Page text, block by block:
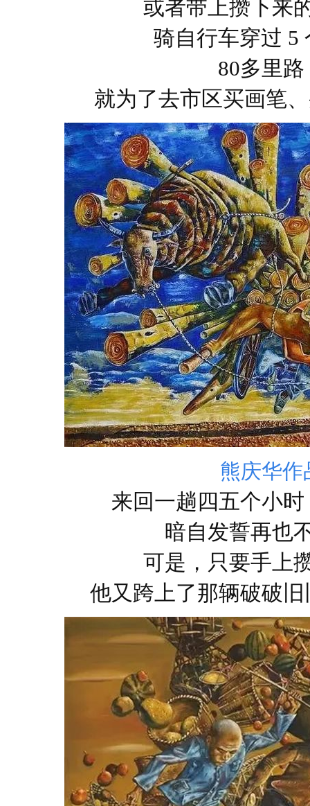
或者带上攒下来
骑自行车穿过 5
80多里路
就为了去市区买画笔
熊庆华作
来回一趟四五个小
暗自发誓再也
可是，只要手上
他又跨上了那辆破破